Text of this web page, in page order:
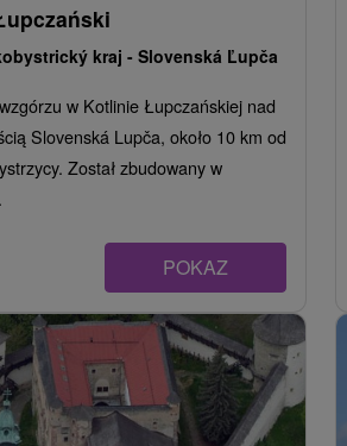
kraj - Slovenská Ľupča
w Kotlinie Łupczańskiej nad
Slovenská Lupča, około 10 km od
Został zbudowany w
POKAZ